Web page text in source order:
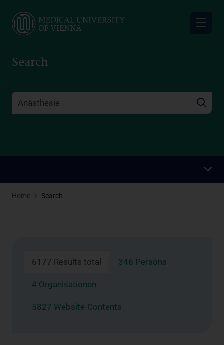
main
Search
Home Search
6177 Results total 346 Persons
4 Organisationen
5827 Website-Contents